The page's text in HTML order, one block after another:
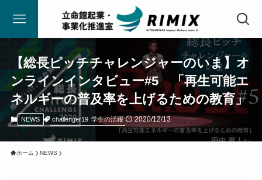
【総長ピッチチャレンジャーのいま】オ
ンラインインタビュー#5 「再生可能エ
ネルギーの普及率を上げるための教育」
NEWS challenger19 学生の活躍 2020/12/13
ホーム NEWS